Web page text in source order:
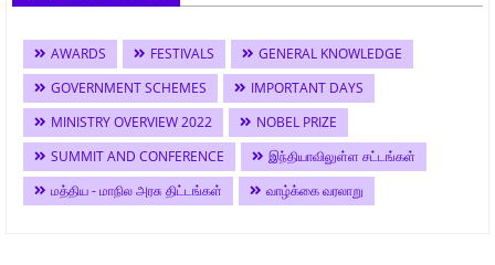
AWARDS FESTIVALS
GENERAL KNOWLEDGE
GOVERNMENT SCHEMES
IMPORTANT DAYS
MINISTRY OVERVIEW 2022
NOBEL PRIZE
SUMMIT AND CONFERENCE
இந்தியாவிலுள்ள சட்டங்கள்
மத்திய - மாநில அரசு திட்டங்கள்
வாழ்க்கை வரலாறு